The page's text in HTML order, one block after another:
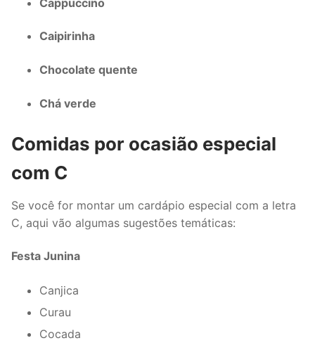
Caipirinha
Chocolate quente
Chá verde
Comidas por ocasião especial
com C
Se você for montar um cardápio especial com a letra
C, aqui vão algumas sugestões temáticas:
Festa Junina
Canjica
Curau
Cocada